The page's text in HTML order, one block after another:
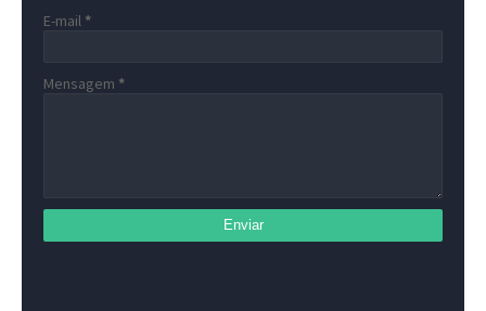
E-mail *
Mensagem *